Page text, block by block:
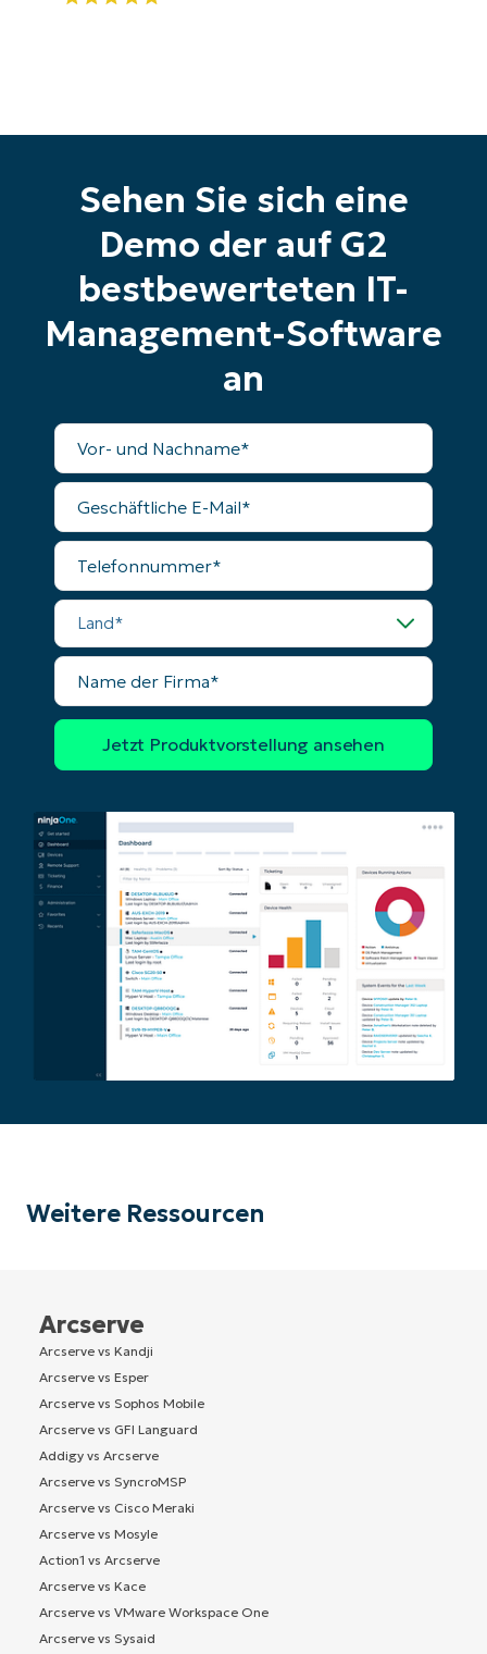
Sehen Sie sich eine
Demo der auf G2
bestbewerteten IT-
Management-Software
an
Vollständiger
Name
Geschäftliche
Mail
Telefonnummer
Land
Name
der
Firma
Weitere Ressourcen
Arcserve
Arcserve vs Kandji
Arcserve vs Esper
Arcserve vs Sophos Mobile
Arcserve vs GFI Languard
Addigy vs Arcserve
Arcserve vs SyncroMSP
Arcserve vs Cisco Meraki
Arcserve vs Mosyle
Action1 vs Arcserve
Arcserve vs Kace
Arcserve vs VMware Workspace One
Arcserve vs Sysaid
name*